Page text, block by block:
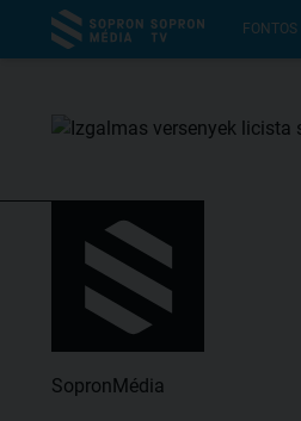
FONTOS
SopronMédia